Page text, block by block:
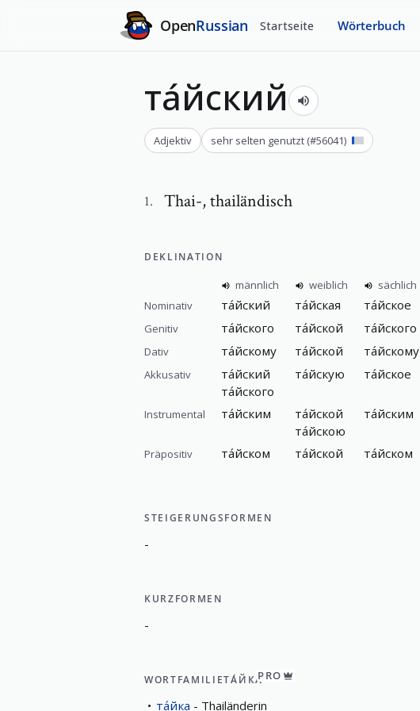
OpenRussian Startseite Wörterbuch
та́йский
Adjektiv sehr selten genutzt (#56041)
1. Thai-,thailändisch
DEKLINATION
männlich weiblich sächlich
Nominativ
та́йский та́йская та́йское
Genitiv та́йского та́йской та́йского
Dativ та́йскому та́йской та́йскому
Akkusativ
та́йский
та́йского
та́йскую та́йское
Instrumental та́йским
та́йской
та́йскою
та́йским
Präpositiv та́йском та́йской та́йском
STEIGERUNGSFORMEN
-
KURZFORMEN
-
WORTFAMILIEТА́ЙКАPRO
та́йка Thailänderin